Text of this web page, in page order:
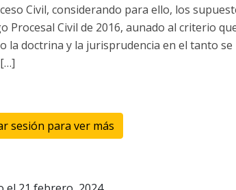
Civil, considerando para ello, los
Procesal Civil de 2016, aunado al criterio
la doctrina y la jurisprudencia en el tanto
sesión para ver más